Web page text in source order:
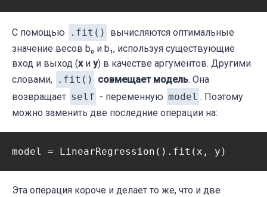
С помощью .fit()
вычисляются оптимальные
значение весов b₀ и b₁, используя существующие
вход и выход (xи y) в качестве аргументов. Другими
словами, .fit() совмещает модель. Она
возвращает self - переменную model . Поэтому
можно заменить две последние операции на:
model = LinearRegression().fit(x, y)
Эта операция короче и делает то же, что и две